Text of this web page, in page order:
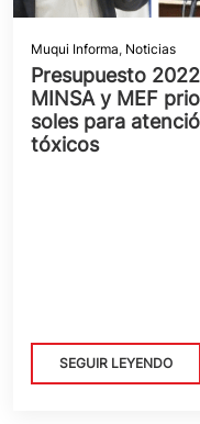
Muqui Informa, Noticias
Presupuesto
MINSA y MEF
soles para
tóxicos
SEGUIR LEYENDO